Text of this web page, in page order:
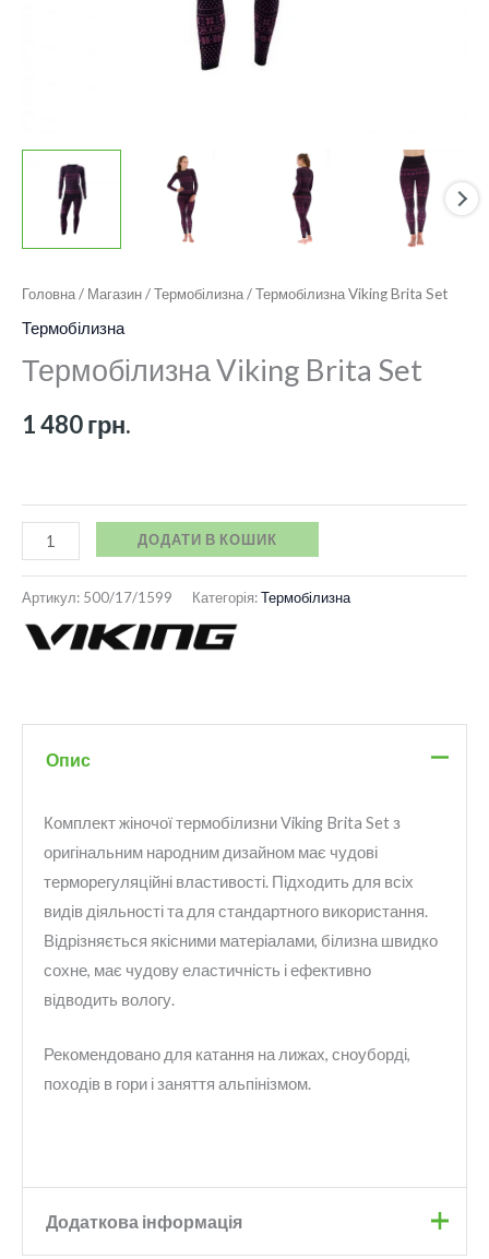
Головна/ Магазин/Термобілизна/ Термобілизна Viking Brita Set
Термобілизна
Термобілизна Viking Brita Set
1 480грн.
ДОДАТИ В КОШИК
Артикул: 500/17/1599 Категорія:Термобілизна
Опис
Комплект жіночої термобілизни Viking Brita Set з
оригінальним народним дизайном має чудові
терморегуляційні властивості. Підходить для всіх
видів діяльності та для стандартного використання.
Відрізняється якісними матеріалами, білизна швидко
сохне, має чудову еластичність і ефективно
відводить вологу.
Рекомендовано для катання на лижах, сноуборді,
походів в гори і заняття альпінізмом.
Додаткова інформація